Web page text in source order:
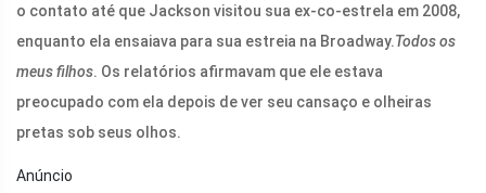
o contato até que Jackson visitou sua ex-co-estrela em 2008,
enquanto ela ensaiava para sua estreia na Broadway.Todos os
meus filhos. Os relatórios afirmavam que ele estava
preocupado com ela depois de ver seu cansaço e olheiras
pretas sob seus olhos.
Anúncio